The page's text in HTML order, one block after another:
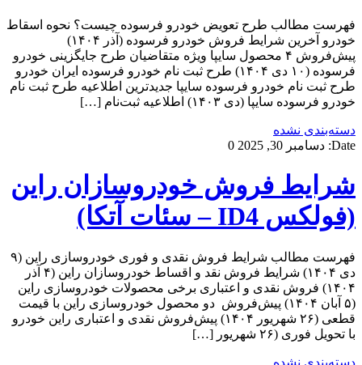
فهرست مطالب طرح تعویض خودرو فرسوده چیست؟ نحوه اسقاط
خودرو آخرین شرایط فروش خودرو فرسوده (آذر ۱۴۰۴)
پیش‌فروش ۴ محصول سایپا ویژه متقاضیان طرح جایگزینی خودرو
فرسوده (۱۰ دی ۱۴۰۴) طرح ثبت نام خودرو فرسوده ایران خودرو
طرح ثبت نام خودرو فرسوده سایپا جدیدترین اطلاعیه طرح ثبت نام
خودرو فرسوده سایپا (دی ۱۴۰۳) اطلاعیه ثبت‌نام […]
دسته‌بندی نشده
Date: دسامبر 30, 2025 0
شرایط فروش خودروسازان راین
(فولکس ID4 – سئات آتکا)
فهرست مطالب شرایط فروش نقدی و فوری خودروسازی راین (۹
دی ۱۴۰۴) شرایط فروش نقد و اقساط خودروسازان راین (۴ آذر
۱۴۰۴) فروش نقدی و اعتباری برخی محصولات خودروسازی راین
(۵ آبان ۱۴۰۴) پیش‌فروش دو محصول خودروسازی راین با قیمت
قطعی (۲۶ شهریور ۱۴۰۴) پیش‌فروش نقدی و اعتباری راین خودرو
با تحویل فوری (۲۶ شهریور […]
دسته‌بندی نشده